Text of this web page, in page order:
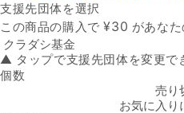
支援先団体を選択
この商品の購入で¥30 があな
支援先団体
▲ タップで支援先団体を変更で
個数Pasco「プチブール」の数量を減
売り
お気に入り